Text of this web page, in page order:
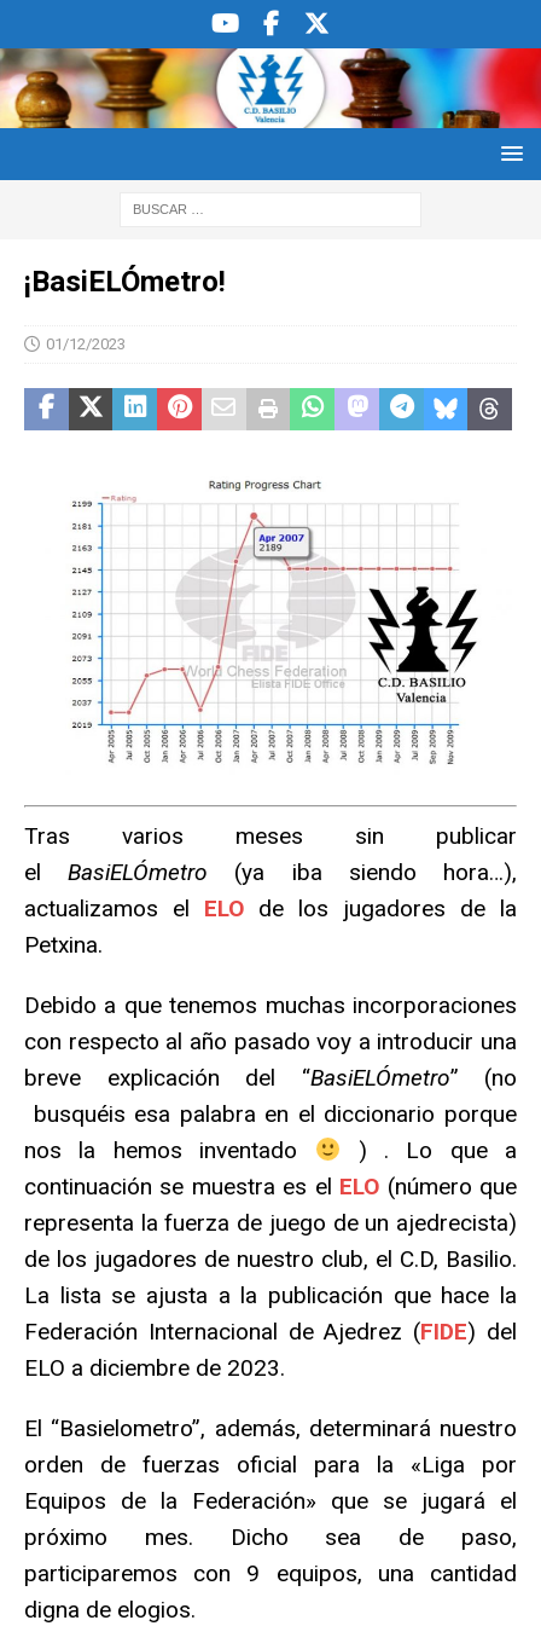
¡BasiELÓmetro!
01/12/2023
Tras varios meses sin publicar
elBasiELÓmetro (ya iba siendo hora…),
actualizamos el ELO de los jugadores de la
Petxina.
Debido a que tenemos muchas incorporaciones
con respecto al año pasado voy a introducir una
breve explicación del “BasiELÓmetro” (no
busquéis esa palabra en el diccionario porque
nos la hemos inventado
) . Lo que a
continuación se muestra es el ELO (número que
representa la fuerza de juego de un ajedrecista)
de los jugadores de nuestro club, el C.D, Basilio.
La lista se ajusta a la publicación que hace la
Federación Internacional de Ajedrez (FIDE) del
ELO a diciembre de 2023.
El “Basielometro”, además, determinará nuestro
orden de fuerzas oficial para la «Liga por
Equipos de la Federación» que se jugará el
próximo mes. Dicho sea de paso,
participaremos con 9 equipos, una cantidad
digna de elogios.